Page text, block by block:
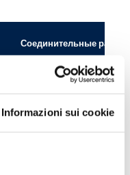
Informazioni sui cookie
Соединительные
G 1 M - G 1 RN
G 3/4 M - G 3/4 RN